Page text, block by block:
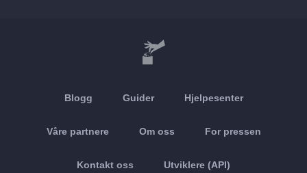
Blogg Guider Hjelpesenter
Våre partnere Om oss For pressen
Kontakt oss Utviklere (API)